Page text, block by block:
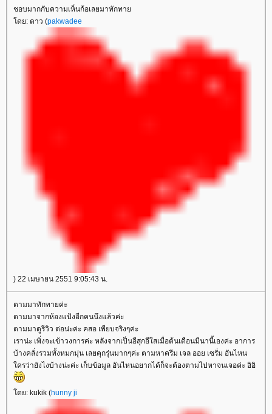
ชอบมากกับความเห็นก้อเลยมาทักทา
ดย: ดาว (pakwadee
) 22 เมษายน 2551 9:05:43 น.
ตามมาทักทายค่ะ
ตามมาจากห้องแป้งอีกคนนึงแล้วค่ะ
ตามมาดูรีวิว ต่อน่ะค่ะ คสอ เพียบจริงๆค่ะ
เราน่ะ เพิ่งจะเข้าวงการค่ะ หลังจากเป็นอีสุกอีใสเมื่อต้นเดือนมีนานี้เองค่ะ อาการ
บ้างคลั่งรวมทั้งหมกมุ่น เลยคุกรุ่นมากๆค่ะ ตามหาครีม เจล ออย เซรั่ม อันไหน
ครว่ายังไงบ้างน่ะค่ะ เก็บข้อมูล อันไหนอยากได้ก็จะต้องตามไปหาจนเจอค่ะ อิอิ
ดย: kukik (hunny ji